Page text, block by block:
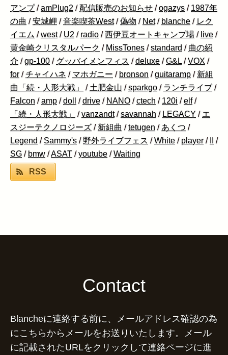
アンプ /amPlug2 /配信販売のお知らせ /ogazys / 1987年
の曲 /安城岬 /音楽喫茶West /偽物 / Net / blanche / レク
イエム /west / U2 / radio /西伊豆オートキャンプ場 / live /
黄金崎クリスタルパーク / MissTones /standard / 曲の紹
介 /gp-100 / グッバイメンフィス /deluxe /G&L /VOX /
for /チャイハネ / マホガニー / bronson /guitaramp / 新組
曲「続・人形大戦」
/ 土肥金山 /sparkgo / ランチライブ /
Falcon /amp /doll /drive / NANO /ctech / 120i /elf /
「続・人形大戦」
/vanzandt /savannah / LEGACY / エ
スジーテクノロジーズ / 新組曲 /tetugen / あくつ /
Legend /Sammy's / 野外ライブフェス /White / player /
/
SG / bmw /ASAT /youtube /Waiting
RSS
Contact
Blancheに連絡する前に、メールアドレス確認の為
にこちらからメールをお送りいたします。メール
に記載されたURLをクリックして連絡ページに進